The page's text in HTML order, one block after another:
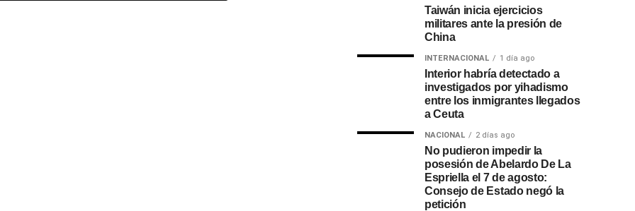
Taiwán inicia ejercicios
militares ante la presión de
China
INTERNACIONAL 1 día ago
Interior habría detectado a
investigados por yihadismo
entre los inmigrantes llegados
a Ceuta
NACIONAL 2 días ago
No pudieron impedir la
posesión de Abelardo De La
Espriella el 7 de agosto:
Consejo de Estado negó la
petición